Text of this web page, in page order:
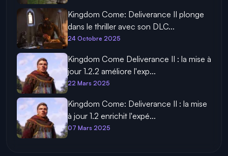
Kingdom Come: Deliverance II plonge
dans le thriller avec son DLC...
24 Octobre 2025
Kingdom Come Deliverance II : la mise à
jour 1.2.2 améliore l'exp...
22 Mars 2025
Kingdom Come: Deliverance II : la mise
à jour 1.2 enrichit l'expé...
07 Mars 2025